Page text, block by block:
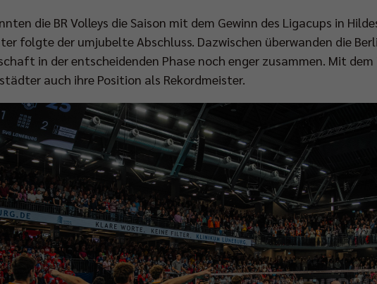
die BR Volleys die Saison mit dem Gewinn des Ligacups in
folgte der umjubelte Abschluss. Dazwischen überwanden die
in der entscheidenden Phase noch enger zusammen. Mit
auch ihre Position als Rekordmeister.